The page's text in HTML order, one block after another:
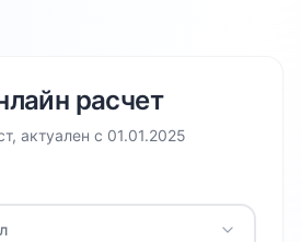
расчет
актуален с 01.01.2025